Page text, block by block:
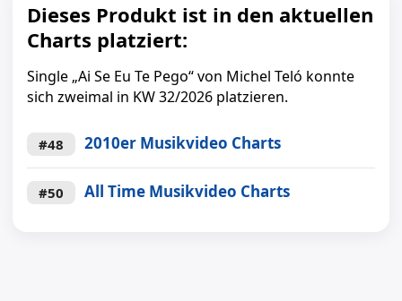
Dieses Produkt ist in den aktuellen
Charts platziert:
Single „Ai Se Eu Te Pego“ von Michel Teló konnte
sich zweimal in KW 32/2026 platzieren.
#48 2010er Musikvideo Charts
#50 All Time Musikvideo Charts